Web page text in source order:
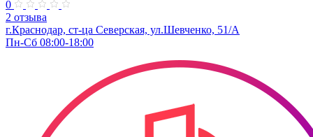
0
2 отзыва
г.Краснодар, ст-ца Северская, ул.Шевченко, 51/А
Пн-Сб 08:00-18:00